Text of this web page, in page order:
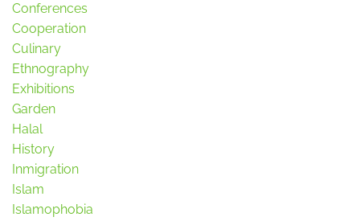
Conferences
Cooperation
Culinary
Ethnography
Exhibitions
Garden
Halal
History
Inmigration
Islam
Islamophobia